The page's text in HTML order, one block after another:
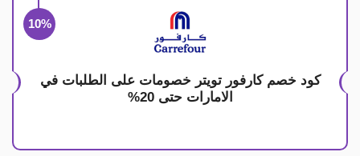
10%
كود خصم كارفور تويتر خصومات على الطلبات في
الامارات حتى 20%